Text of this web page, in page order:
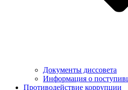
Документы диссовета
Информация о
Противодействие коррупции